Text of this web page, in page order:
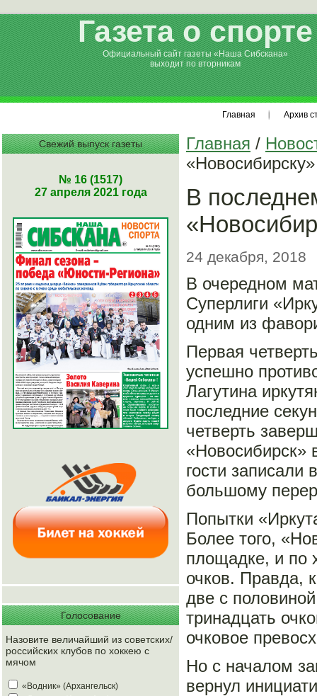
Газета о спорте
Официальный сайт газеты «Наша Сибскана»
выходит по вторникам
Главная Архив
Свежий выпуск газеты
№ 16 (1517)
27 апреля 2021 года
Голосование
Назовите величайший из советских/
российских клубов по хоккею с
мячом
«Водник» (Архангельск)
Главная /
«Новосибирску»
В
24 декабря, 2018
В очередном
Суперлиги
одним из
Первая
успешно
Лагутина
последние
четверть
«Новосибирск»
гости записали
большому
Попытки
Более того,
площадке, и по
очков. Правда,
две с
тринадцать
очковое
Но с началом
вернул